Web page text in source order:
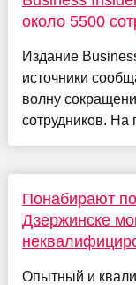
около 5500
Издание
источники
волну
сотрудников. На
Понабирают
Дзержинске
Опытный и